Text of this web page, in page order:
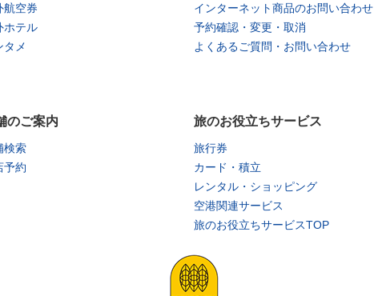
航空券
ホテル
タメ
インターネット商品のお問い合わせ
予約確認・変更・取消
よくあるご質問・お問い合わせ
のご案内
検索
予約
旅のお役立ちサービス
旅行券
カード・積立
レンタル・ショッピング
空港関連サービス
旅のお役立ちサービスTOP